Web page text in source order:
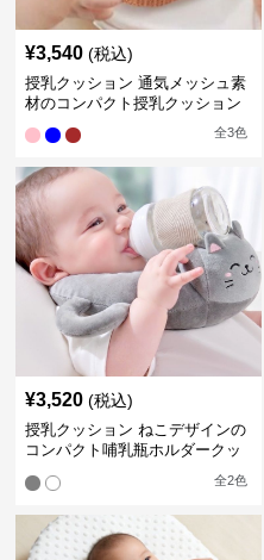
¥3,540 (税込)
授乳クッション 通気メッシュ素
材のコンパクト授乳クッション
全3色
¥3,520 (税込)
授乳クッション ねこデザインの
コンパクト哺乳瓶ホルダークッ
全2色